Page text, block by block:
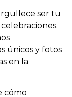
ser tu
únicos y fotos
en la
cómo